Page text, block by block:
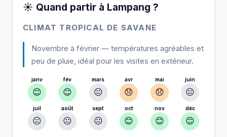
☀️ Quand partir à Lampang ?
CLIMAT TROPICAL DE SAVANE
Novembre à février — températures agréables et
peu de pluie, idéal pour les visites en extérieur.
janv
😊
fév
😊
mars
😐
avr
😞
mai
😞
juin
😐
juil
😐
août
😐
sept
😐
oct
😊
nov
😊
déc
😊